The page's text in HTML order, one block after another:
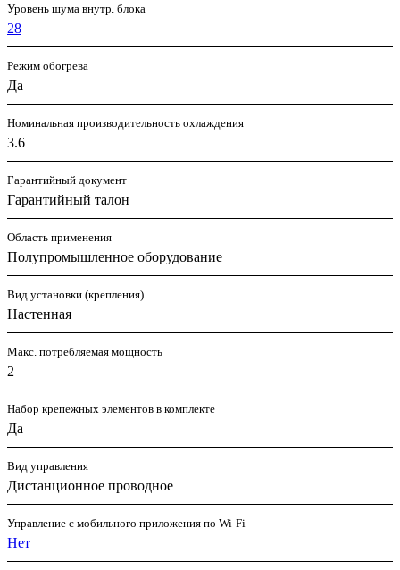
Уровень шума внутр. блока
28
Режим обогрева
Да
Номинальная производительность охлаждения
3.6
Гарантийный документ
Гарантийный талон
Область применения
Полупромышленное оборудование
Вид установки (крепления)
Настенная
Макс. потребляемая мощность
2
Набор крепежных элементов в комплекте
Да
Вид управления
Дистанционное проводное
Управление c мобильного приложения по Wi-Fi
Нет